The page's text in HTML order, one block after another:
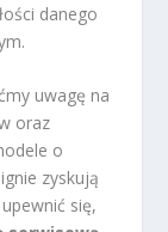
danego
uwagę na
oraz
o
zyskują
się,